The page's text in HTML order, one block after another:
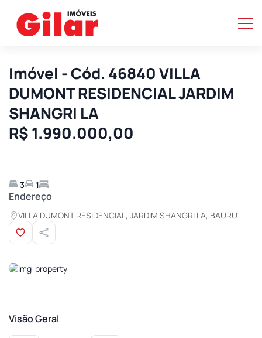
Imóvel - Cód. 46840 VILLA
DUMONT RESIDENCIAL JARDIM
SHANGRI LA
R$ 1.990.000,00
3 1
Endereço
VILLA DUMONT RESIDENCIAL, JARDIM SHANGRI LA, BAURU
Visão Geral